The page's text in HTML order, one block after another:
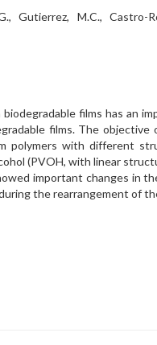
Gutierrez, M.C.,
films has an
films. The
polymers with different
(PVOH, with linear
important changes in
the rearrangement of